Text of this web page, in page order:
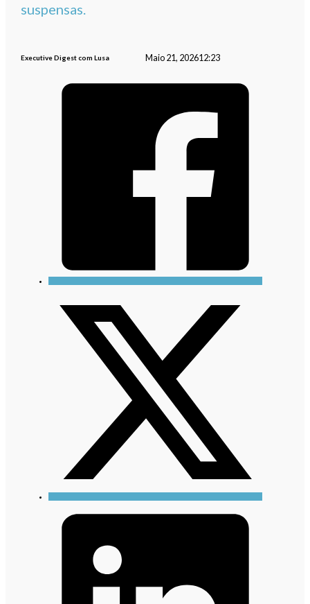
suspensas.
Executive Digest com Lusa Maio 21, 202612:23